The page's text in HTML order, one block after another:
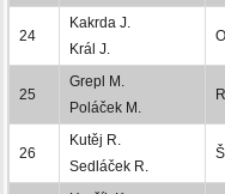
24
Kakrda J.
Král J.
25
Grepl M.
Poláček M.
26
Kutěj R.
Sedláček R.